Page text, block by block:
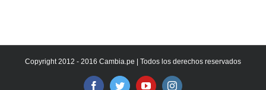
Copyright 2012 - 2016 Cambia.pe | Todos los derechos reservados